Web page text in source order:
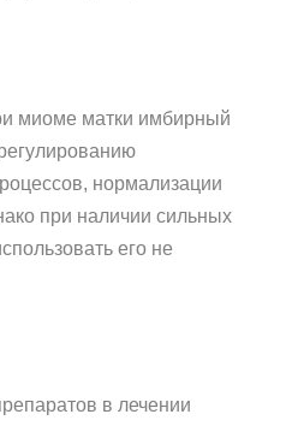
миоме матки имбирный
нормализации
при наличии сильных
его не
в лечении